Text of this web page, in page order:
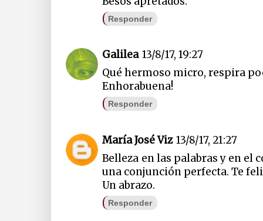
Responder
Galilea 13/8/17, 19:27
Qué hermoso micro, respira
Enhorabuena!
Responder
María José Viz 13/8/17, 21:27
Belleza en las palabras y en el
una conjunción perfecta. Te
Un abrazo.
Responder